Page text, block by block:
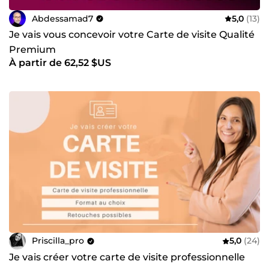
Abdessamad7 5,0 (13)
Je vais vous concevoir votre Carte de visite Qualité
Premium
À partir de 62,52 $US
Priscilla_pro 5,0 (24)
Je vais créer votre carte de visite professionnelle